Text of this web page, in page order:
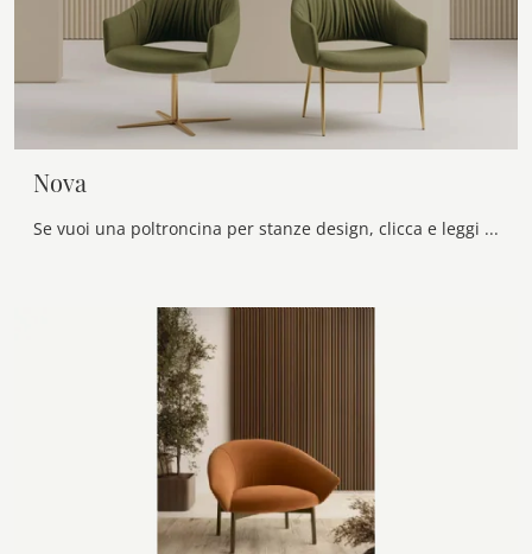
Nova
Se vuoi una poltroncina per stanze design, clicca e leggi di più sul modello Nova in tessuto della firma Bontempi.